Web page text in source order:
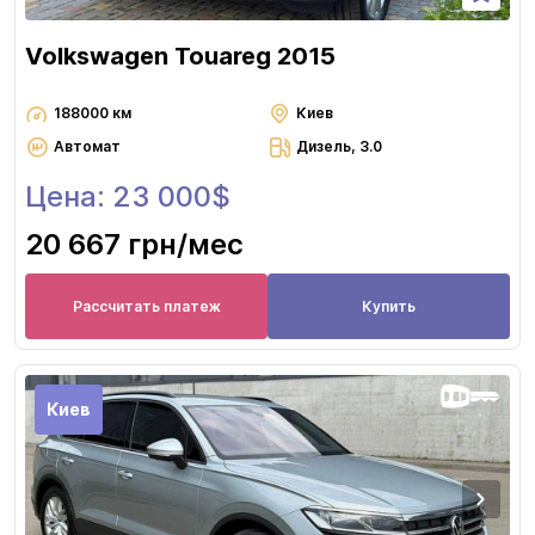
Volkswagen Touareg 2015
188000 км
Киев
Автомат
Дизель, 3.0
Цена: 23 000$
20 667 грн/мес
Рассчитать платеж Купить
Киев